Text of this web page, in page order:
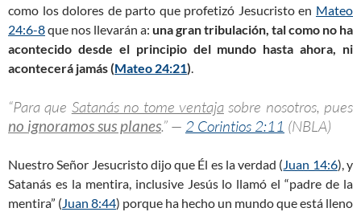
como los dolores de parto que profetizó Jesucristo en Mateo
24:6-8que nos llevarán a: una gran tribulación, tal como no ha
acontecido desde el principio del mundo hasta ahora, ni
acontecerá jamás (Mateo 24:21).
“Para que Satanás no tome ventajasobre nosotros, pues
no ignoramos sus planes.” — 2 Corintios 2:11 (NBLA)
Nuestro Señor Jesucristo dijo que Él es la verdad (Juan 14:6), y
Satanás es la mentira, inclusive Jesús lo llamó el “padre de la
mentira” (Juan 8:44) porque ha hecho un mundo que está lleno